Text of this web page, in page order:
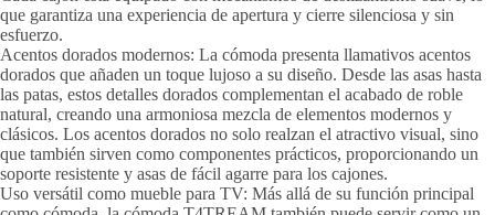
que garantiza una experiencia de apertura y cierre silenciosa y sin
esfuerzo.
Acentos dorados modernos: La cómoda presenta llamativos acentos
dorados que añaden un toque lujoso a su diseño. Desde las asas hasta
las patas, estos detalles dorados complementan el acabado de roble
natural, creando una armoniosa mezcla de elementos modernos y
clásicos. Los acentos dorados no solo realzan el atractivo visual, sino
que también sirven como componentes prácticos, proporcionando un
soporte resistente y asas de fácil agarre para los cajones.
Uso versátil como mueble para TV: Más allá de su función principal